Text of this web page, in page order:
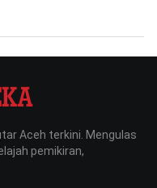
Aceh terkini. Mengulas
pemikiran,